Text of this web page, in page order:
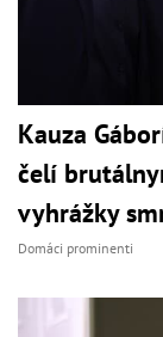
Kauza
čelí
vyhrážky
Domáci prominenti